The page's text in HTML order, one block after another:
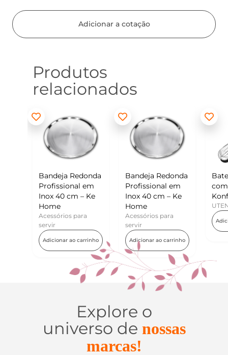
Adicionar a cotação
Produtos
relacionados
Bandeja Redonda
Profissional em
Inox 40 cm – Ke
Home
Acessórios para
servir
Adicionar ao carrinho
Batedor de Ovos
com Raspador –
Konfektt
UTENSÍLIOS
Adicionar ao carrinho
Explore o
universo de nossas
marcas!